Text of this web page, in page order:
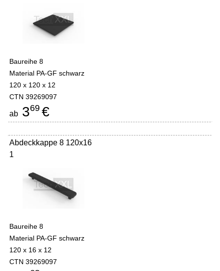
Baureihe 8
Material PA-GF schwarz
120 x 120 x 12
CTN 39269097
ab 369 €
Abdeckkappe 8 120x16
1
Baureihe 8
Material PA-GF schwarz
120 x 16 x 12
CTN 39269097